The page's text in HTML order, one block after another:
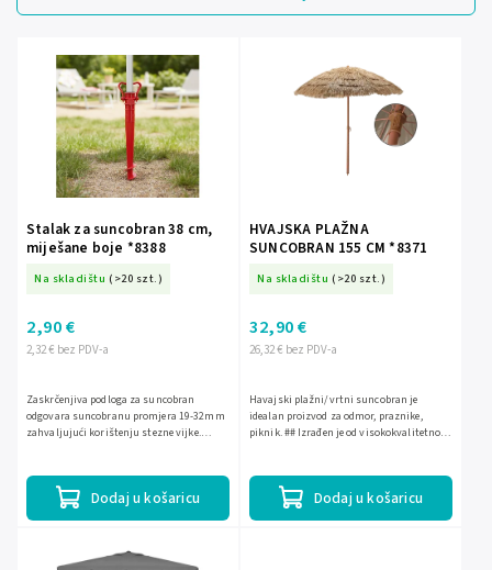
Najjeftinije
Abecedno
Stalak za suncobran 38 cm,
miješane boje *8388
Na skladištu (>20 szt.)
2,32 € bez PDV-a
2,90 €
Dodaj u košaricu
Zaskrčenjiva podloga za suncobran
odgovara suncobranu promjera 19-32mm
zahvaljujući korištenju stezne vijke.
HVAJSKA PLAŽNA
SUNCOBRAN 155 CM *8371
Na skladištu (>20 szt.)
26,32 € bez PDV-a
32,90 €
Dodaj u košaricu
Havajski plažni/vrtni suncobran je
idealan proizvod za odmor, praznike,
piknik. ## Izrađen je od visokokvalitetnog